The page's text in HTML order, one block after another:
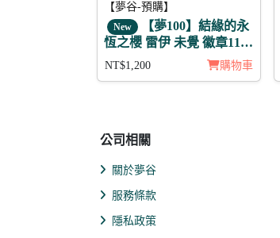
【夢谷-預購】
New 【夢100】結緣的永
恆之櫻 雷伊 未覺 徽章11入
NT$1,200 購物車
公司相關
關於夢谷
服務條款
隱私政策